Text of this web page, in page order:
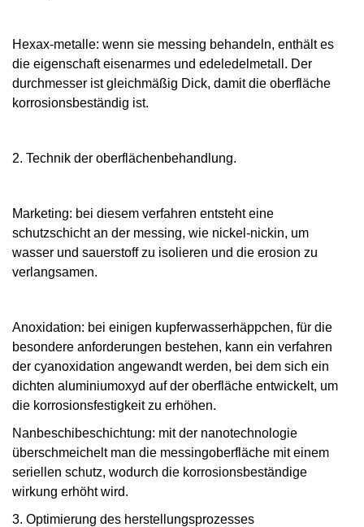
Hexax-metalle: wenn sie messing behandeln, enthält es
die eigenschaft eisenarmes und edeledelmetall. Der
durchmesser ist gleichmäßig Dick, damit die oberfläche
korrosionsbeständig ist.
2. Technik der oberflächenbehandlung.
Marketing: bei diesem verfahren entsteht eine
schutzschicht an der messing, wie nickel-nickin, um
wasser und sauerstoff zu isolieren und die erosion zu
verlangsamen.
Anoxidation: bei einigen kupferwasserhäppchen, für die
besondere anforderungen bestehen, kann ein verfahren
der cyanoxidation angewandt werden, bei dem sich ein
dichten aluminiumoxyd auf der oberfläche entwickelt, um
die korrosionsfestigkeit zu erhöhen.
Nanbeschibeschichtung: mit der nanotechnologie
überschmeichelt man die messingoberfläche mit einem
seriellen schutz, wodurch die korrosionsbeständige
wirkung erhöht wird.
3. Optimierung des herstellungsprozesses